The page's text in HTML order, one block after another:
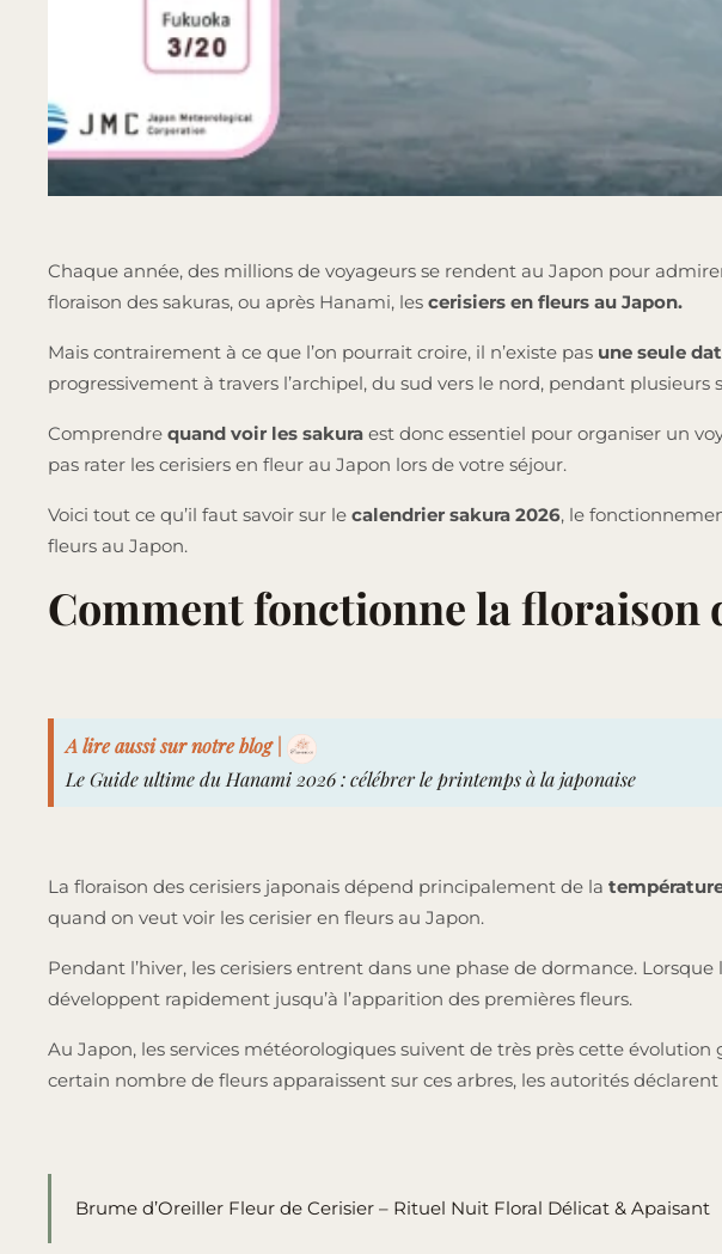
Chaque année, des millions de voyageurs se rendent au Japon pour
floraison des sakuras, ou après Hanami, les cerisiers en fleurs au Japon.
Mais contrairement à ce que l’on pourrait croire, il n’existe pas une seule
progressivement à travers l’archipel, du sud vers le nord, pendant plusieurs
Comprendre quand voir les sakura est donc essentiel pour organiser un
pas rater les cerisiers en fleur au Japon lors de votre séjour.
Voici tout ce qu’il faut savoir sur le calendrier sakura 2026, le
fleurs au Japon.
Comment fonctionne la floraison
A lire aussi sur notre blog |
Le Guide ultime du Hanami 2026 : célébrer le printemps à la japonaise
La floraison des cerisiers japonais dépend principalement de la
quand on veut voir les cerisier en fleurs au Japon.
Pendant l’hiver, les cerisiers entrent dans une phase de dormance.
développent rapidement jusqu’à l’apparition des premières fleurs.
Au Japon, les services météorologiques suivent de très près cette évolution
certain nombre de fleurs apparaissent sur ces arbres, les autorités
Brume d’Oreiller Fleur de Cerisier – Rituel Nuit Floral Délicat & Apaisant